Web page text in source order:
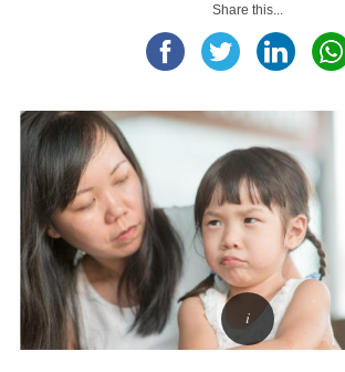
Share this...